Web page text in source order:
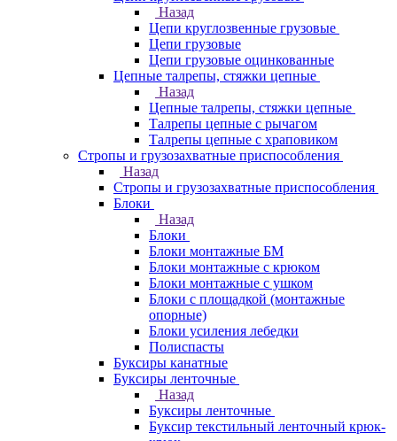
Назад
Цепи круглозвенные грузовые
Цепи грузовые
Цепи грузовые оцинкованные
Цепные талрепы, стяжки цепные
Назад
Цепные талрепы, стяжки цепные
Талрепы цепные с рычагом
Талрепы цепные с храповиком
Стропы и грузозахватные приспособления
Назад
Стропы и грузозахватные приспособления
Блоки
Назад
Блоки
Блоки монтажные БМ
Блоки монтажные с крюком
Блоки монтажные с ушком
Блоки с площадкой (монтажные
опорные)
Блоки усиления лебедки
Полиспасты
Буксиры канатные
Буксиры ленточные
Назад
Буксиры ленточные
Буксир текстильный ленточный крюк-